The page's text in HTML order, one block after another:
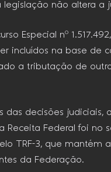
não altera a
Especial nº
incluídos na base de
a tributação de
das decisões
Receita Federal foi
TRF-3, que
da Federação.